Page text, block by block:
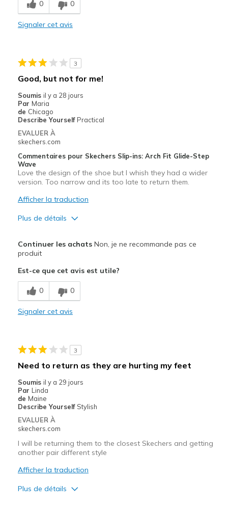
Need Break In
Feels too narrow
Sizing
Feels true to size
View On Shoes
Shoes are for Wearing
0 0
Signaler cet avis
3
Good, but not for me!
Soumis il y a 28 jours
Par Maria
de Chicago
Describe Yourself Practical
EVALUER À
skechers.com
Commentaires pour Skechers Slip-ins: Arch Fit Glide-Step
Wave
Love the design of the shoe but I whish they had a wider
version. Too narrow and its too late to return them.
Afficher la traduction
Plus de détails
Attractive Design
Le contre
Need Break In
Les meilleures utilisations
Width
Feels too narrow
Sizing
Feels half size too small
Continuer les achatsNon, je ne recommande pas ce
produit
Est-ce que cet avis est utile?
0 0
Signaler cet avis
3
Need to return as they are hurting my feet
Soumis il y a 29 jours
Par Linda
de Maine
Describe Yourself Stylish
EVALUER À
skechers.com
I will be returning them to the closest Skechers and getting
another pair different style
Afficher la traduction
Plus de détails